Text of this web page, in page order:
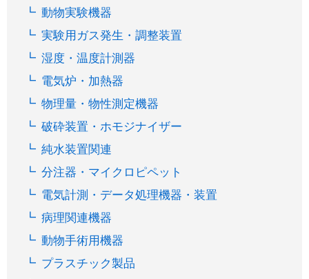
動物実験機器
実験用ガス発生・調整装置
湿度・温度計測器
電気炉・加熱器
物理量・物性測定機器
破砕装置・ホモジナイザー
純水装置関連
分注器・マイクロピペット
電気計測・データ処理機器・装置
病理関連機器
動物手術用機器
プラスチック製品